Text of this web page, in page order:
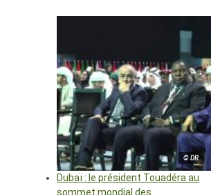
© DR
Dubaï : le président Touadéra au
sommet mondial des